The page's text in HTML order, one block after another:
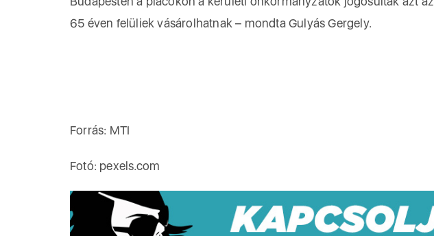
65 éven felüliek vásárolhatnak – mondta Gulyás Gergely.
Forrás: MTI
Fotó: pexels.com